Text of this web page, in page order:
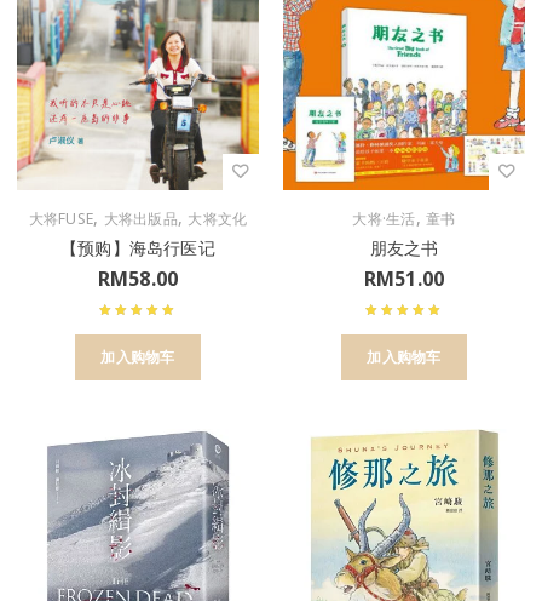
大将FUSE, 大将出版品, 大将文化
【预购】海岛行医记
RM58.00
加入购物车
大将·生活,童书
朋友之书
RM51.00
加入购物车